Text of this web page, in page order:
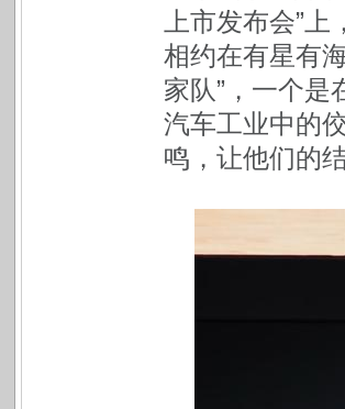
上市发布会”
相约在有星有
家队”，一个
汽车工业中的
鸣，让他们的